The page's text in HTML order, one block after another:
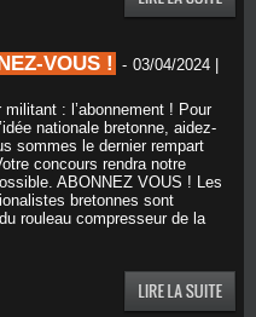
VOUS ! - 03/04/2024 |
militant : l’abonnement ! Pour
nationale bretonne, aidez-
sommes le dernier rempart
concours rendra notre
ABONNEZ VOUS ! Les
bretonnes sont
rouleau compresseur de la